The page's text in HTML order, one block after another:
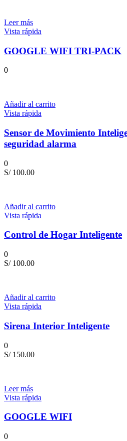
Leer más
Vista rápida
GOOGLE WIFI TRI-PACK
0
Añadir al carrito
Vista rápida
Sensor de Movimiento
seguridad alarma
0
S/100.00
Añadir al carrito
Vista rápida
Control de Hogar Inteligente
0
S/100.00
Añadir al carrito
Vista rápida
Sirena Interior Inteligente
0
S/150.00
Leer más
Vista rápida
GOOGLE WIFI
0